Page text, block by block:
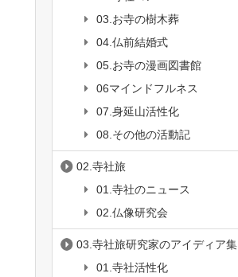
03.お寺の樹木葬
04.仏前結婚式
05.お寺の漫画図書館
06マインドフルネス
07.身延山活性化
08.その他の活動記
02.寺社旅
01.寺社のニュース
02.仏像研究会
03.寺社旅研究家のアイディア集
01.寺社活性化